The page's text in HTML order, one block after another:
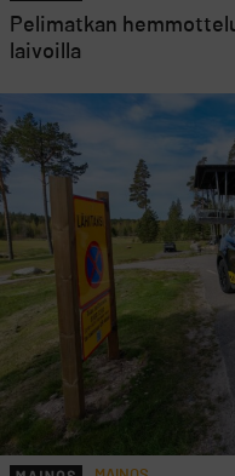
Pelimatkan
laivoilla